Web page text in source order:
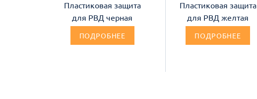
Пластиковая защита
для РВД черная
ПОДРОБНЕЕ
Пластиковая защита
для РВД желтая
ПОДРОБНЕЕ